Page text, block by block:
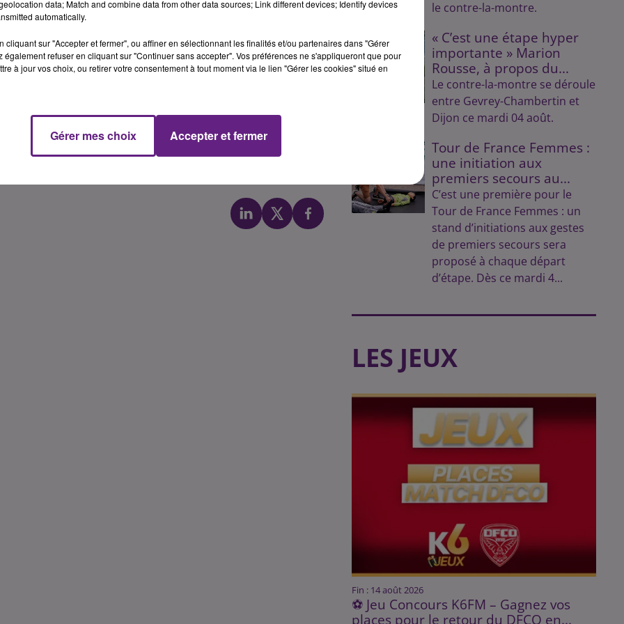
nouvelle : un Dijonnais a eu la chance de voir son pari
multiplié par mille grace au nouveau système "Simple
et de multiplier jusqu'à mille fois sa somme totale.
le gagnant
le contre-la-montre.
« C’est une étape hyper
importante » Marion
Rousse, à propos du...
Le contre-la-montre se déroule
entre Gevrey-Chambertin et
Dijon ce mardi 04 août.
Tour de France Femmes :
une initiation aux
premiers secours au...
C’est une première pour le
Tour de France Femmes : un
stand d’initiations aux gestes
de premiers secours sera
proposé à chaque départ
d’étape. Dès ce mardi 4...
LES JEUX
Fin : 14 août 2026
⚽ Jeu Concours K6FM – Gagnez vos
places pour le retour du DFCO en...
data; Match and combine data from other data sources; Link different devices; Identify devices
automatically.
cliquant sur "Accepter et fermer", ou affiner en sélectionnant les finalités et/ou partenaires dans "Gérer
également refuser en cliquant sur "Continuer sans accepter". Vos préférences ne s'appliqueront que pour
à jour vos choix, ou retirer votre consentement à tout moment via le lien "Gérer les cookies" situé en
Gérer mes choix Accepter et fermer